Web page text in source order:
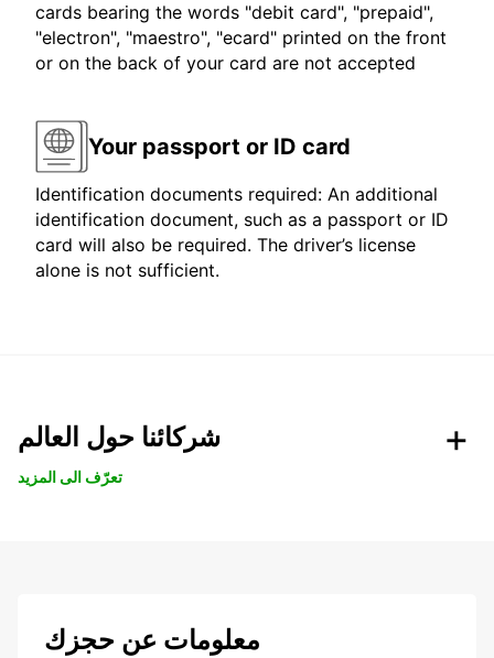
cards bearing the words "debit card", "prepaid",
"electron", "maestro", "ecard" printed on the front
or on the back of your card are not accepted
Your passport or ID card
Identification documents required: An additional
identification document, such as a passport or ID
card will also be required. The driver’s license
alone is not sufficient.
شركائنا حول العالم
تعرّف الى المزيد
معلومات عن حجزك